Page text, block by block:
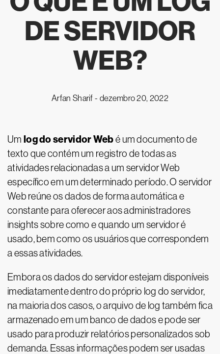
DE SERVIDOR
WEB?
Arfan Sharif - dezembro 20, 2022
Um log do servidor Webé um documento de
texto que contém um registro de todas as
atividades relacionadas a um servidor Web
específico em um determinado período. O servidor
Web reúne os dados de forma automática e
constante para oferecer aos administradores
insights sobre como e quando um servidor é
usado, bem como os usuários que correspondem
a essas atividades.
Embora os dados do servidor estejam disponíveis
imediatamente dentro do próprio log do servidor,
na maioria dos casos, o arquivo de log também fica
armazenado em um banco de dados e pode ser
usado para produzir relatórios personalizados sob
demanda. Essas informações podem ser usadas